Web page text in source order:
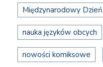
Międzynarodowy
nauka języków obcych
nowości komiksowe